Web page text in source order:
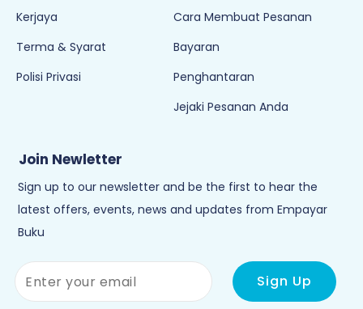
Kerjaya
Terma & Syarat
Polisi Privasi
Cara Membuat Pesanan
Bayaran
Penghantaran
Jejaki Pesanan Anda
Join Newletter
Sign up to our newsletter and be the first to hear the
latest offers, events, news and updates from Empayar
Buku